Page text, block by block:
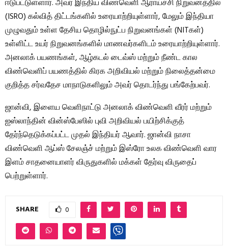
ஈடுபட்டுள்ளார். அவர் இந்திய விண்வெளி ஆராய்ச்சி நிறுவனத்தில்
(ISRO) கல்வித் திட்டங்களில் உரையாற்றியுள்ளார், மேலும் இந்தியா
முழுவதும் உள்ள தேசிய தொழில்நுட்ப நிறுவனங்கள் (NITகள்)
உள்ளிட்ட உயர் நிறுவனங்களில் மாணவர்களிடம் உரையாற்றியுள்ளார்.
அனலாக் பயணங்கள், ஆழ்கடல் டைவ்ஸ் மற்றும் நீண்ட கால
விண்வெளிப் பயணத்தில் கிரக அறிவியல் மற்றும் நிலைத்தன்மை
குறித்த சர்வதேச மாநாடுகளிலும் அவர் தொடர்ந்து பங்கேற்பவர்.
ஜான்வி, இளைய வெளிநாட்டு அனலாக் விண்வெளி வீரர் மற்றும்
ஐஸ்லாந்தின் வின்ஸ்பேஸில் புவி அறிவியல் பயிற்சிக்குத்
தேர்ந்தெடுக்கப்பட்ட முதல் இந்தியர் ஆவார். ஜான்வி நாசா
விண்வெளி ஆப்ஸ் சேலஞ்ச் மற்றும் இஸ்ரோ உலக விண்வெளி வார
இளம் சாதனையாளர் விருதுகளில் மக்கள் தேர்வு விருதைப்
பெற்றுள்ளார்.
SHARE 0